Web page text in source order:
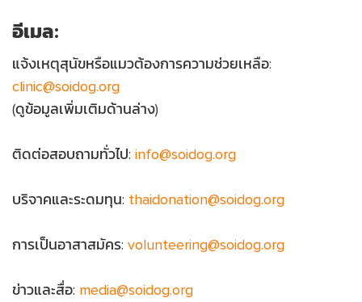
มภ์
ไทย
าค
ไทย
อีเมล:
แจ้งเหตุสุนัขหรือแมวต้องการความช่วยเหลือ:
clinic@soidog.org
(ดูข้อมูลเพิ่มเติมด้านล่าง)
ติดต่อสอบถามทั่วไป: info@soidog.org
บริจาคและระดมทุน: thaidonation@soidog.org
การเป็นอาสาสมัคร: volunteering@soidog.org
ข่าวและสื่อ: media@soidog.org